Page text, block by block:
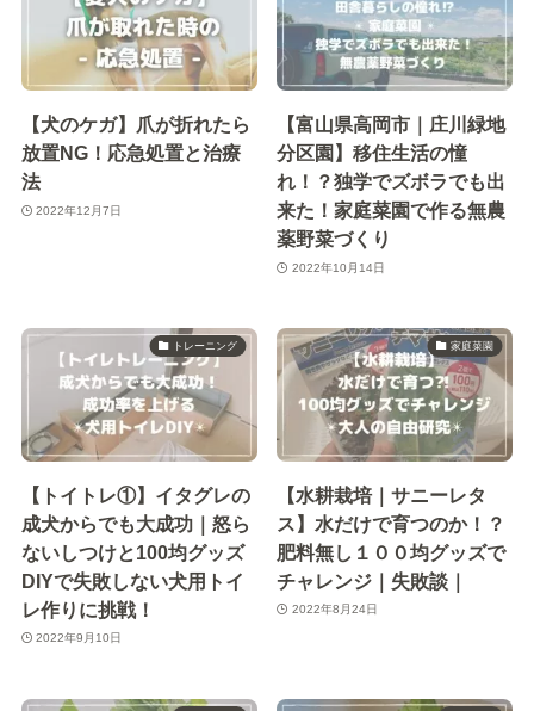
【犬のケガ】爪が折れたら
放置NG！応急処置と治療
法
2022年12月7日
【富山県高岡市｜庄川緑地
分区園】移住生活の憧
れ！？独学でズボラでも出
来た！家庭菜園で作る無農
薬野菜づくり
2022年10月14日
トレーニング
【トイトレ①】イタグレの
成犬からでも大成功｜怒ら
ないしつけと100均グッズ
DIYで失敗しない犬用トイ
レ作りに挑戦！
2022年9月10日
家庭菜園
【水耕栽培｜サニーレタ
ス】水だけで育つのか！？
肥料無し１００均グッズで
チャレンジ｜失敗談｜
2022年8月24日